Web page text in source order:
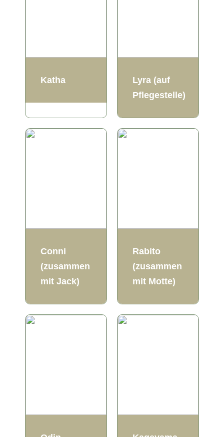
Katha
Lyra (auf
Pflegestelle)
Conni
(zusammen
mit Jack)
Rabito
(zusammen
mit Motte)